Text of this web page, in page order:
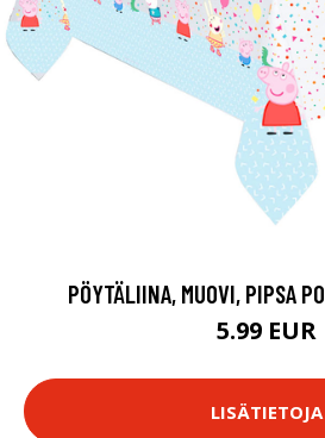
PÖYTÄLIINA, MUOVI, PIPSA
5.99 EUR
LISÄTIETOJA